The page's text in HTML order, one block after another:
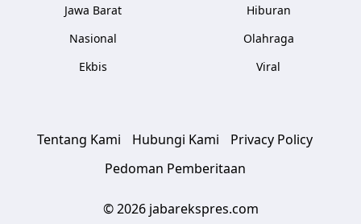
Jawa Barat
Nasional
Ekbis
Hiburan
Olahraga
Viral
Tentang Kami Hubungi Kami
Privacy Policy
Pedoman Pemberitaan
© 2026 jabarekspres.com